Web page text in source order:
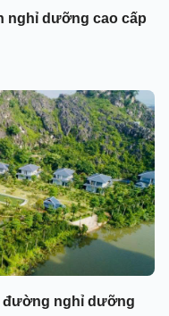
nghỉ dưỡng cao cấp
đường nghỉ dưỡng